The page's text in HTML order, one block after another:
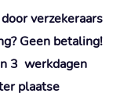
verzekeraars
Geen betaling!
3 werkdagen
plaatse